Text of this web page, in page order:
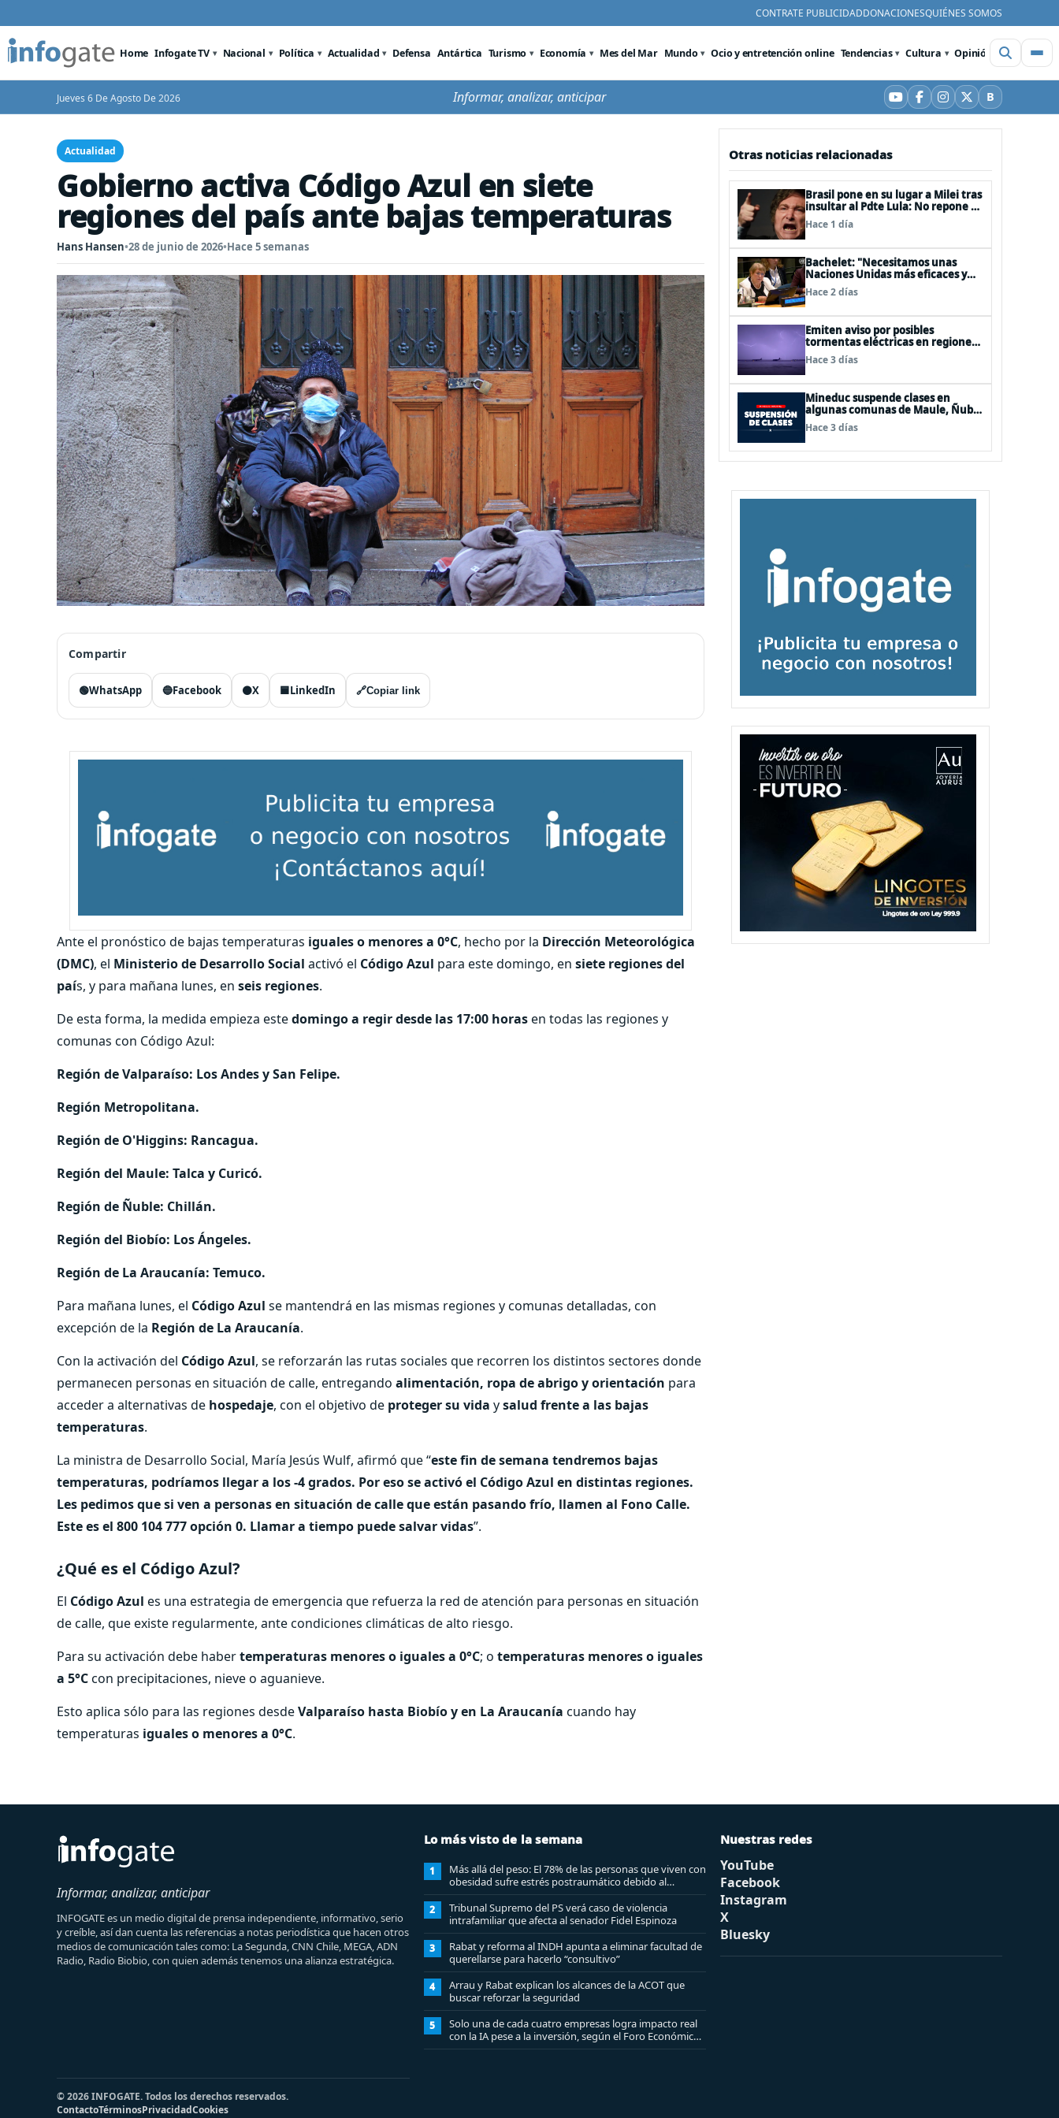
CONTRATE PUBLICIDADDONACIONESQUIÉNES SOMOS
Home Infogate TV Nacional Política Actualidad Defensa Antártica Turismo Economía Mes del Mar Mundo Ocio y entretención online Tendencias Cultura Opinión Videos
Jueves 6 De Agosto De 2026 Informar, analizar, anticipar YouTube
Facebook
Instagram
X BBluesky
Actualidad
Gobierno activa Código Azul en siete
regiones del país ante bajas temperaturas
Hans Hansen•28 de junio de 2026•Hace 5 semanas
Compartir
🟢WhatsApp 🔵Facebook ⚫X 🟦LinkedIn 🔗Copiar link
Ante el pronóstico de bajas temperaturas iguales o menores a 0°C, hecho por la Dirección Meteorológica
(DMC), el Ministerio de Desarrollo Social activó el Código Azul para este domingo, en siete regiones del
país, y para mañana lunes, en seis regiones.
De esta forma, la medida empieza estedomingo a regir desde las 17:00 horasen todas las regiones y
comunas con Código Azul:
Región de Valparaíso: Los Andes y San Felipe.
Región Metropolitana.
Región de O'Higgins: Rancagua.
Región del Maule: Talca y Curicó.
Región de Ñuble: Chillán.
Región del Biobío: Los Ángeles.
Región de La Araucanía: Temuco.
Para mañana lunes, el Código Azul se mantendrá en las mismas regiones y comunas detalladas, con
excepción de la Región de La Araucanía.
Con la activación del Código Azul, se reforzarán las rutas sociales que recorren los distintos sectores donde
permanecen personas en situación de calle, entregando alimentación, ropa de abrigo y orientación para
acceder a alternativas de hospedaje, con el objetivo de proteger su vida ysalud frente a las bajas
temperaturas.
La ministra de Desarrollo Social, María Jesús Wulf, afirmó que “este fin de semana tendremos bajas
temperaturas, podríamos llegar a los -4 grados. Por eso se activó el Código Azul en distintas regiones.
Les pedimos que si ven a personas en situación de calle que están pasando frío, llamen al Fono Calle.
Este es el 800 104 777 opción 0. Llamar a tiempo puede salvar vidas”.
¿Qué es el Código Azul?
El Código Azul es una estrategia de emergencia que refuerza la red de atención para personas en situación
de calle, que existe regularmente, ante condiciones climáticas de alto riesgo.
Para su activación debe habertemperaturas menores o iguales a 0°C; o temperaturas menores o iguales
a 5°Ccon precipitaciones, nieve o aguanieve.
Esto aplica sólo para las regiones desdeValparaíso hasta Biobío y en La Araucanía cuando hay
temperaturas iguales o menores a 0°C.
Otras noticias relacionadas
Brasil pone en su lugar a Milei tras
insultar al Pdte Lula: No repone al
embajador en BBSS y rebaja la
relación bilateral
Hace 1 día
Bachelet: "Necesitamos unas
Naciones Unidas más eficaces y
cercanas a las personas"
Hace 2 días
Emiten aviso por posibles
tormentas eléctricas en regiones
de Los Lagos y Aysén
Hace 3 días
Mineduc suspende clases en
algunas comunas de Maule, Ñuble
y La Araucanía para este lunes
Hace 3 días
Informar, analizar, anticipar
INFOGATE es un medio digital de prensa independiente, informativo, serio
y creíble, así dan cuenta las referencias a notas periodística que hacen otros
medios de comunicación tales como: La Segunda, CNN Chile, MEGA, ADN
Radio, Radio Biobio, con quien además tenemos una alianza estratégica.
Lo más visto de la semana
1
Más allá del peso: El 78% de las personas que viven con
obesidad sufre estrés postraumático debido al
estigma
2
Tribunal Supremo del PS verá caso de violencia
intrafamiliar que afecta al senador Fidel Espinoza
3
Rabat y reforma al INDH apunta a eliminar facultad de
querellarse para hacerlo “consultivo”
4
Arrau y Rabat explican los alcances de la ACOT que
buscar reforzar la seguridad
5
Solo una de cada cuatro empresas logra impacto real
con la IA pese a la inversión, según el Foro Económico
Mundial
Nuestras redes
YouTube
Facebook
Instagram
X
Bluesky
© 2026 INFOGATE. Todos los derechos reservados.
ContactoTérminosPrivacidadCookies